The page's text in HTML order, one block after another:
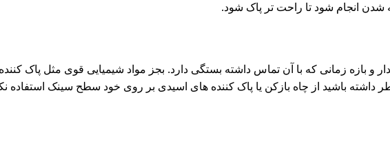
شدن انجام شود تا راحت تر پاک شود.
و بازه زمانی که با آن تماس داشته بستگی دارد. بجز مواد شیمیایی قوی مثل پاک
باشید از چاه بازکن یا پاک کننده های اسیدی بر روی خود سطح سینک استفاده